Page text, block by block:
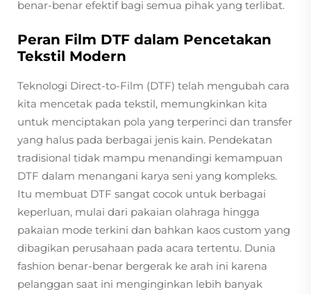
benar-benar efektif bagi semua pihak yang terlibat.
Peran Film DTF dalam Pencetakan
Tekstil Modern
Teknologi Direct-to-Film (DTF) telah mengubah cara
kita mencetak pada tekstil, memungkinkan kita
untuk menciptakan pola yang terperinci dan transfer
yang halus pada berbagai jenis kain. Pendekatan
tradisional tidak mampu menandingi kemampuan
DTF dalam menangani karya seni yang kompleks.
Itu membuat DTF sangat cocok untuk berbagai
keperluan, mulai dari pakaian olahraga hingga
pakaian mode terkini dan bahkan kaos custom yang
dibagikan perusahaan pada acara tertentu. Dunia
fashion benar-benar bergerak ke arah ini karena
pelanggan saat ini menginginkan lebih banyak